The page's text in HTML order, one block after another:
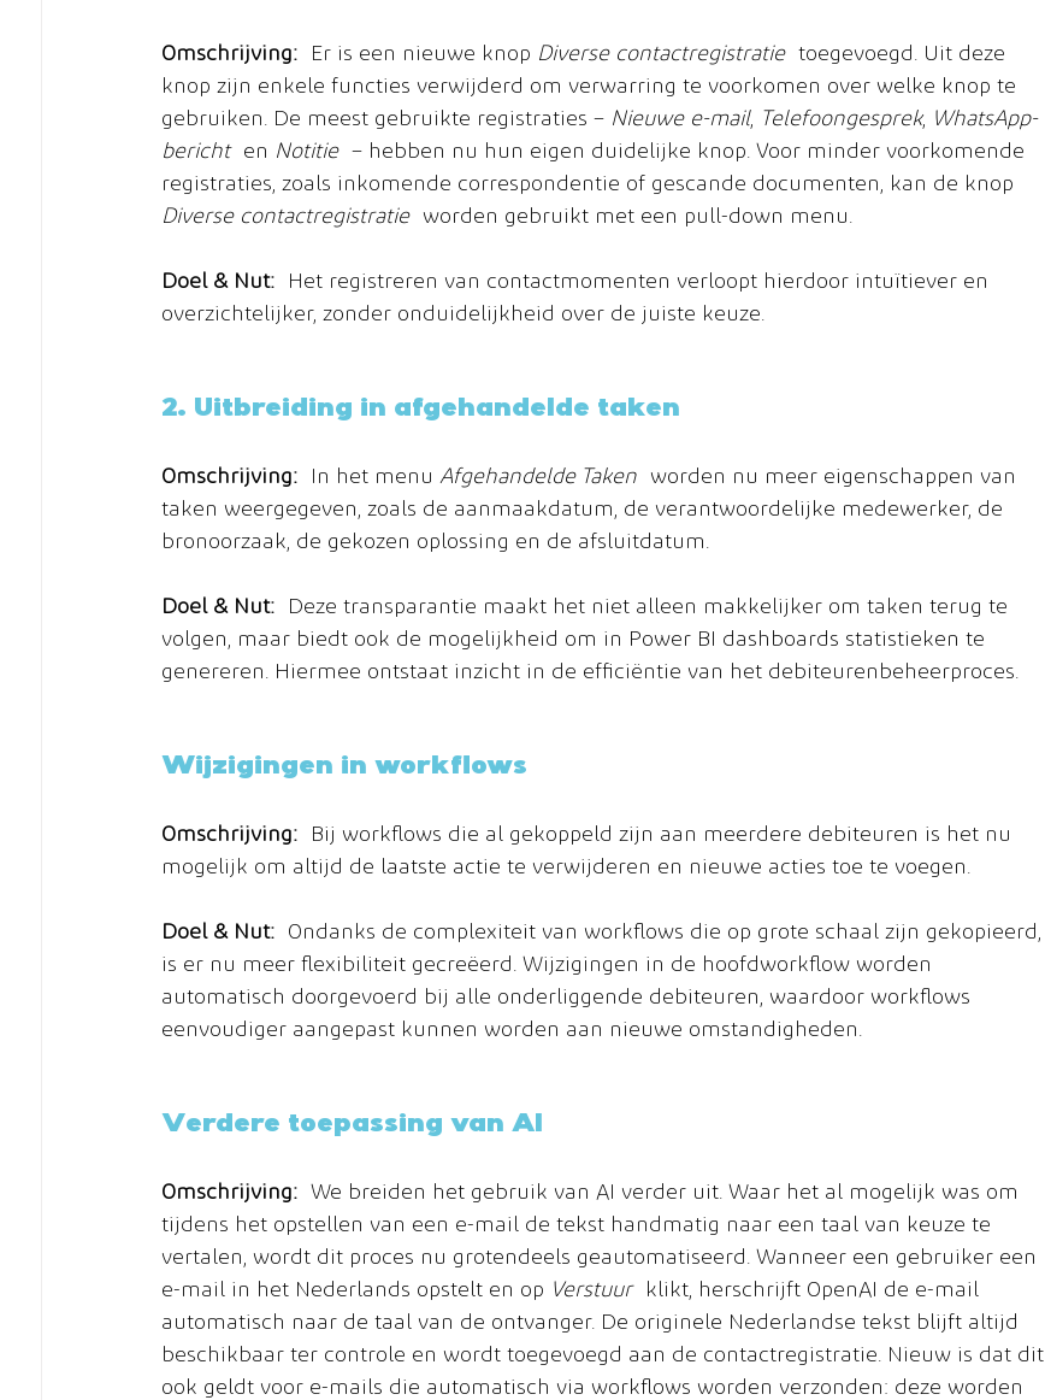
Omschrijving: Er is een nieuwe knop Diverse contactregistratie toegevoegd. Uit deze
knop zijn enkele functies verwijderd om verwarring te voorkomen over welke knop te
gebruiken. De meest gebruikte registraties – Nieuwe e-mail, Telefoongesprek, WhatsApp-
bericht en Notitie – hebben nu hun eigen duidelijke knop. Voor minder voorkomende
registraties, zoals inkomende correspondentie of gescande documenten, kan de knop
Diverse contactregistratie worden gebruikt met een pull-down menu.
Doel & Nut: Het registreren van contactmomenten verloopt hierdoor intuïtiever en
overzichtelijker, zonder onduidelijkheid over de juiste keuze.
2. Uitbreiding in afgehandelde taken
Omschrijving: In het menu Afgehandelde Taken worden nu meer eigenschappen van
taken weergegeven, zoals de aanmaakdatum, de verantwoordelijke medewerker, de
bronoorzaak, de gekozen oplossing en de afsluitdatum.
Doel & Nut: Deze transparantie maakt het niet alleen makkelijker om taken terug te
volgen, maar biedt ook de mogelijkheid om in Power BI dashboards statistieken te
genereren. Hiermee ontstaat inzicht in de efficiëntie van het debiteurenbeheerproces.
Wijzigingen in workflows
Omschrijving: Bij workflows die al gekoppeld zijn aan meerdere debiteuren is het nu
mogelijk om altijd de laatste actie te verwijderen en nieuwe acties toe te voegen.
Doel & Nut: Ondanks de complexiteit van workflows die op grote schaal zijn gekopieerd,
is er nu meer flexibiliteit gecreëerd. Wijzigingen in de hoofdworkflow worden
automatisch doorgevoerd bij alle onderliggende debiteuren, waardoor workflows
eenvoudiger aangepast kunnen worden aan nieuwe omstandigheden.
Verdere toepassing van AI
Omschrijving: We breiden het gebruik van AI verder uit. Waar het al mogelijk was om
tijdens het opstellen van een e-mail de tekst handmatig naar een taal van keuze te
vertalen, wordt dit proces nu grotendeels geautomatiseerd. Wanneer een gebruiker een
e-mail in het Nederlands opstelt en op Verstuur klikt, herschrijft OpenAI de e-mail
automatisch naar de taal van de ontvanger. De originele Nederlandse tekst blijft altijd
beschikbaar ter controle en wordt toegevoegd aan de contactregistratie. Nieuw is dat dit
ook geldt voor e-mails die automatisch via workflows worden verzonden: deze worden